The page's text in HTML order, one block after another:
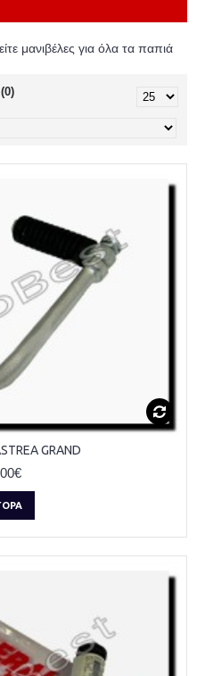
μανιβέλες για όλα τα παπιά
GRAND